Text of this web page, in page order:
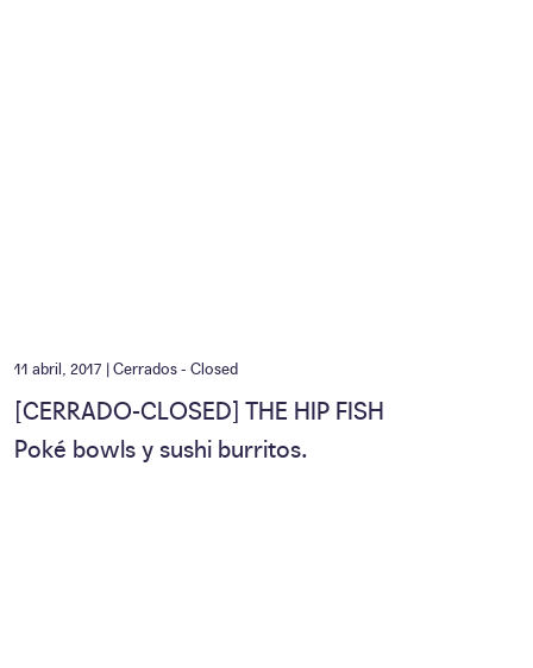
11 abril, 2017 |Cerrados - Closed
[CERRADO-CLOSED] THE HIP FISH
Poké bowls y sushi burritos.